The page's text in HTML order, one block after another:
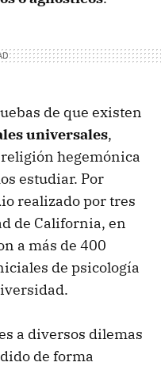
de que existen
universales,
hegemónica
estudiar. Por
realizado por tres
de California, en
a más de 400
de psicología
a diversos dilemas
de forma